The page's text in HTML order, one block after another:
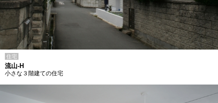
住宅
流山-H
小さな３階建ての住宅